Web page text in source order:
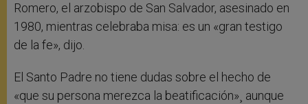
Romero, el arzobispo de San Salvador, asesinado en
1980, mientras celebraba misa: es un «gran testigo
de la fe», dijo.
El Santo Padre no tiene dudas sobre el hecho de
«que su persona merezca la beatificación»¸ aunque